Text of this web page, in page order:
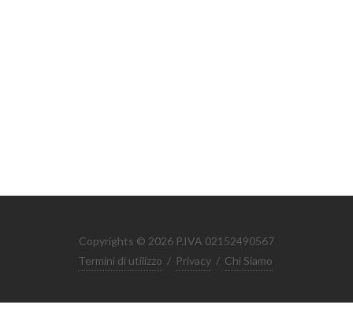
Copyrights © 2026 P.IVA 02152490567
Termini di utilizzo / Privacy / Chi Siamo